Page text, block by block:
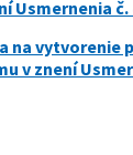
Usmernenia č.
na vytvorenie
v znení